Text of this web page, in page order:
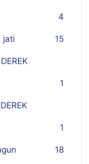
4
jati 15
1
1
18